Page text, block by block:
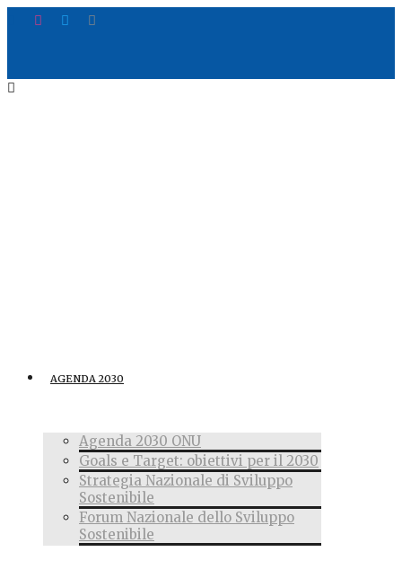
AGENDA 2030
Agenda 2030 ONU
Goals e Target: obiettivi per il 2030
Strategia Nazionale di Sviluppo
Sostenibile
Forum Nazionale dello Sviluppo
Sostenibile